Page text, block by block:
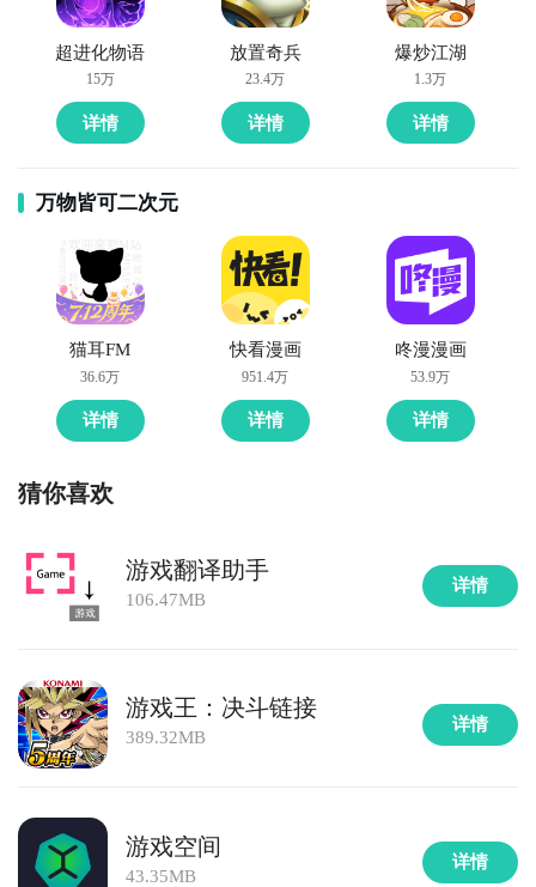
超进化物语
15万
详情
放置奇兵
23.4万
详情
爆炒江湖
1.3万
详情
万物皆可二次元
猫耳FM
36.6万
详情
快看漫画
951.4万
详情
咚漫漫画
53.9万
详情
猜你喜欢
游戏翻译助手
106.47MB
详情
游戏王：决斗链接
389.32MB
详情
游戏空间
43.35MB
详情